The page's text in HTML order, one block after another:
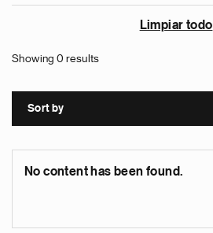
Limpiar todo
Showing 0 results
Sort by
No content has been found.